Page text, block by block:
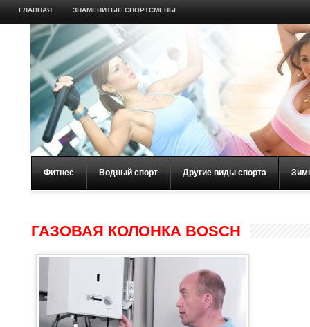
ГЛАВНАЯ ЗНАМЕНИТЫЕ СПОРТСМЕНЫ
Фитнес Водный спорт Другие виды спорта
ГАЗОВАЯ КОЛОНКА BOSCH